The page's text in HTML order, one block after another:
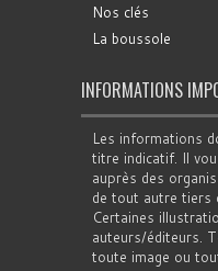
Nos clés
La boussole
INFORMATIONS
Les informations
titre indicatif. Il
auprès des
de tout autre tiers
Certaines
auteurs/éditeurs.
toute image ou